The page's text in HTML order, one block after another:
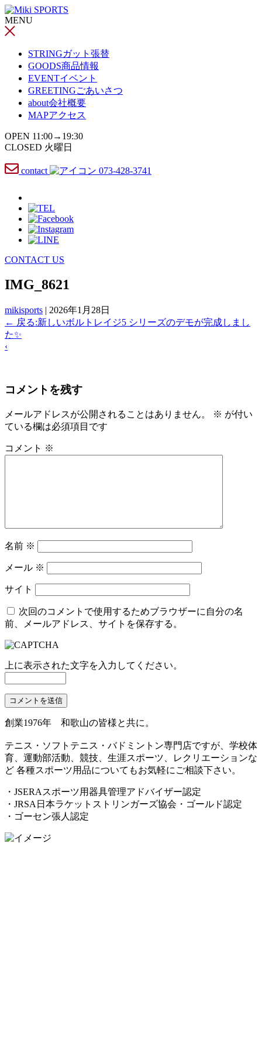
コ
ン
テ
MENU
STRINGガット張替
GOODS商品情報
EVENTイベント
GREETINGごあいさつ
about会社概要
MAPアクセス
OPEN 11:00→19:30
CLOSED 火曜日
contact 073-428-3741
CONTACT US
IMG_8621
mikisports | 2026年1月28日
← 戻る:新しいボルトレイジ5 シリーズのデモが完成しまし
た✨
‹
コメントを残す
メールアドレスが公開されることはありません。 ※ が付い
ている欄は必須項目です
コメント ※
名前 ※
メール ※
サイト
次回のコメントで使用するためブラウザーに自分の名
前、メールアドレス、サイトを保存する。
上に表示された文字を入力してください。
創業1976年 和歌山の皆様と共に。
テニス・ソフトテニス・バドミントン専門店ですが、学校体
育、運動部活動、競技、生涯スポーツ、レクリエーションな
ど 各種スポーツ用品についてもお気軽にご相談下さい。
・JSERAスポーツ用器具管理アドバイザー認定
・JRSA日本ラケットストリンガーズ協会・ゴールド認定
・ゴーセン張人認定